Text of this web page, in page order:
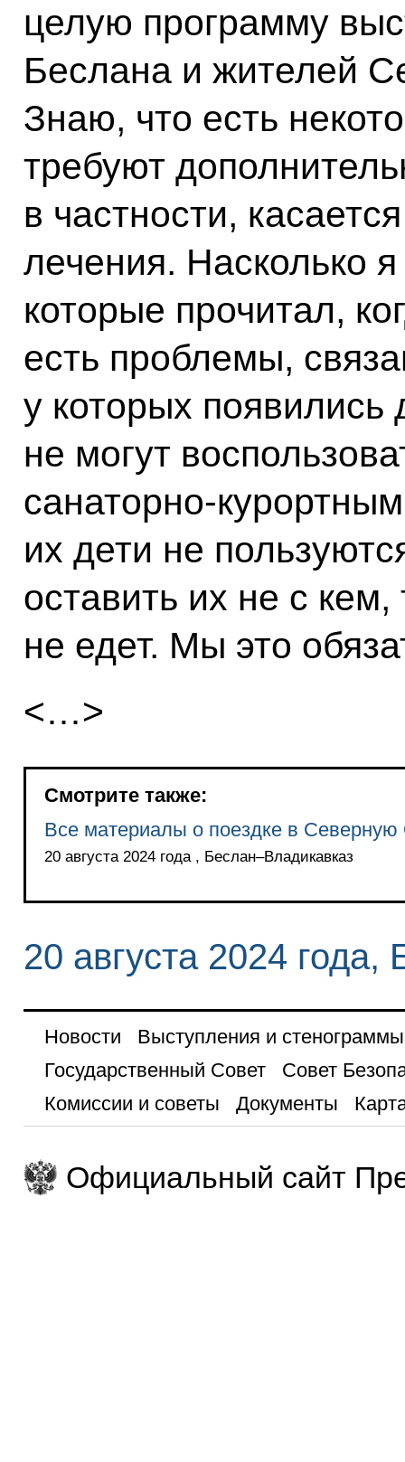
целую программу
Беслана и жителей
Знаю, что есть
требуют
в частности,
лечения. Насколько
которые прочитал,
есть проблемы,
у которых
не могут
санаторно-
их дети не
оставить их не с
не едет. Мы это
<…>
Смотрите также:
Все материалы о поездке в
20 августа 2024 года , Беслан–Владикавказ
20 августа 2024 года,
Новости
Выступления и стенограммы
Государственный Совет
Совет
Комиссии и советы
Документы
Официальный сайт